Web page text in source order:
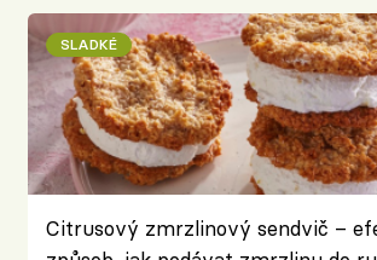
SLADKÉ
Citrusový zmrzlinový sendvič –